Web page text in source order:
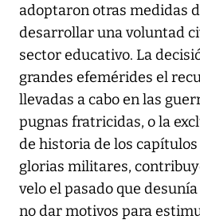
adoptaron otras medidas
desarrollar una voluntad
sector educativo. La
grandes efemérides el
llevadas a cabo en las
pugnas fratricidas, o la
de historia de los
glorias militares,
velo el pasado que
no dar motivos para